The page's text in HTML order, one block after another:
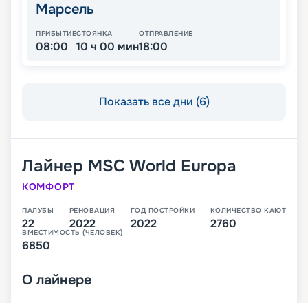
Марсель
ПРИБЫТИЕ
08:00
СТОЯНКА
10 ч 00 мин
ОТПРАВЛЕНИЕ
18:00
Показать все дни (6)
Лайнер MSC World Europa
КОМФОРТ
ПАЛУБЫ
22
РЕНОВАЦИЯ
2022
ГОД ПОСТРОЙКИ
2022
КОЛИЧЕСТВО КАЮТ
2760
ВМЕСТИМОСТЬ (ЧЕЛОВЕК)
6850
О лайнере